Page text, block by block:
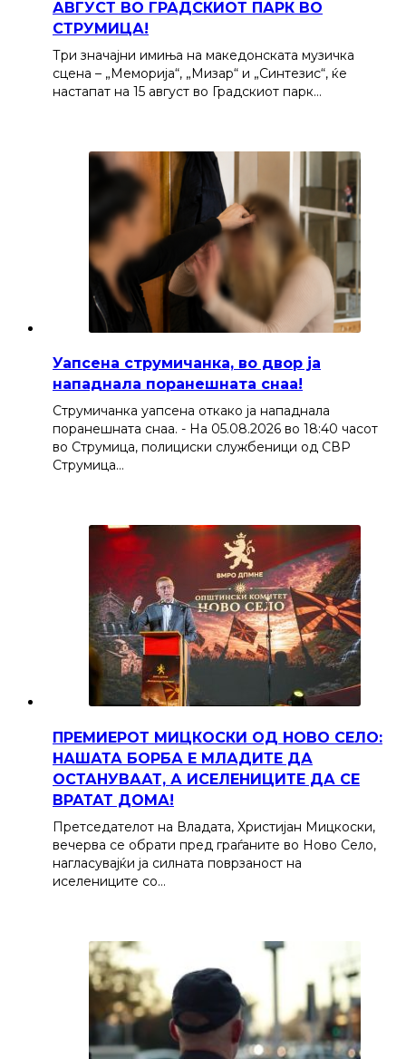
АВГУСТ ВО ГРАДСКИОТ ПАРК ВО
СТРУМИЦА!
Три значајни имиња на македонската музичка
сцена – „Меморија“, „Мизар“ и „Синтезис“, ќе
настапат на 15 август во Градскиот парк…
Уапсена струмичанка, во двор ја
нападнала поранешната снаа!
Струмичанка уапсена откако ја нападнала
поранешната снаа. - На 05.08.2026 во 18:40 часот
во Струмица, полициски службеници од СВР
Струмица…
ПРЕМИЕРОТ МИЦКОСКИ ОД НОВО СЕЛО:
НАШАТА БОРБА Е МЛАДИТЕ ДА
ОСТАНУВААТ, А ИСЕЛЕНИЦИТЕ ДА СЕ
ВРАТАТ ДОМА!
Претседателот на Владата, Христијан Мицкоски,
вечерва се обрати пред граѓаните во Ново Село,
нагласувајќи ја силната поврзаност на
иселениците со…